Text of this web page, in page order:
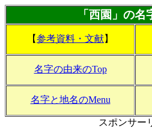
「西園」の名
【参考資料・文献】
名字の由来のTop
名字と地名のMenu
スポンサー